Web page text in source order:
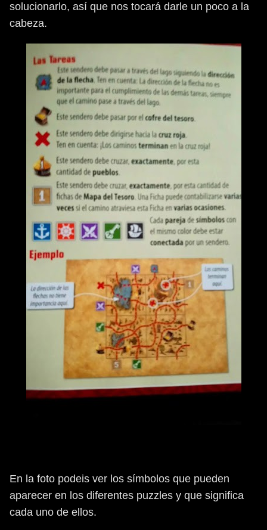
solucionarlo, así que nos tocará darle un poco a la
cabeza.
En la foto podeis ver los símbolos que pueden
aparecer en los diferentes puzzles y que significa
cada uno de ellos.